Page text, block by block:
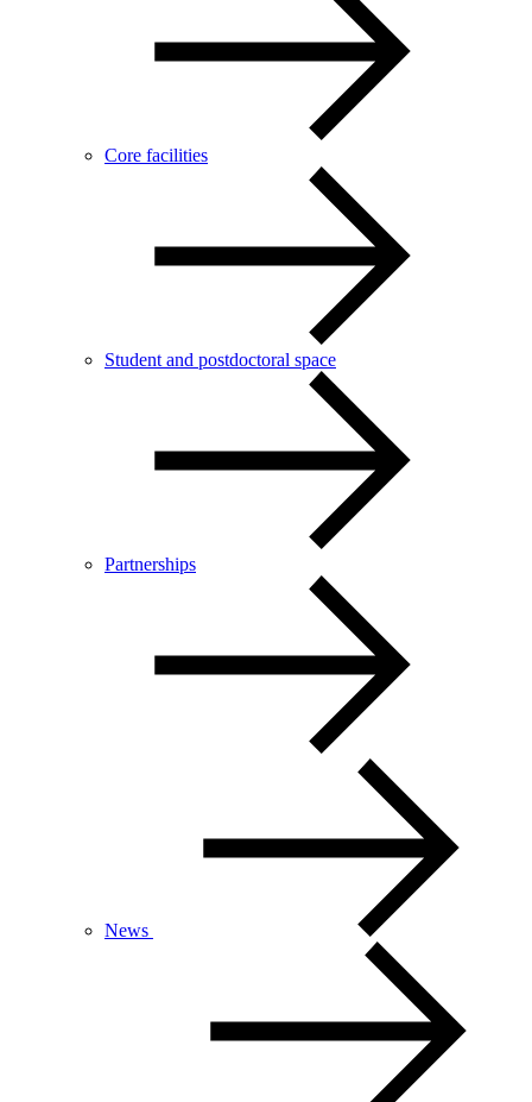
Core facilities
Student and postdoctoral space
Partnerships
News